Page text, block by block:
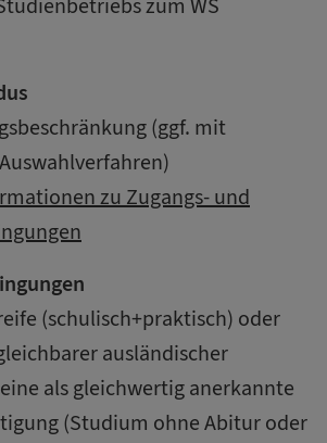
zum WS
(ggf. mit
zu Zugangs- und
(schulisch+praktisch) oder
ausländischer
als gleichwertig anerkannte
(Studium ohne Abitur oder